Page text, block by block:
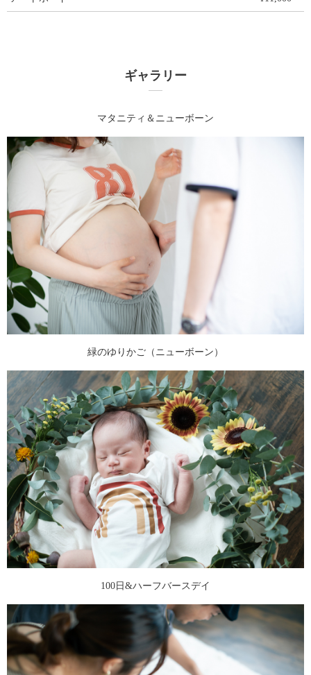
ギャラリー
マタニティ＆ニューボーン
緑のゆりかご（ニューボーン）
100日&ハーフバースデイ